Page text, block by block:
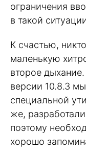
ограничения
в такой
К счастью,
маленькую
второе
версии 10.8.3
специальной
же,
поэтому
хорошо